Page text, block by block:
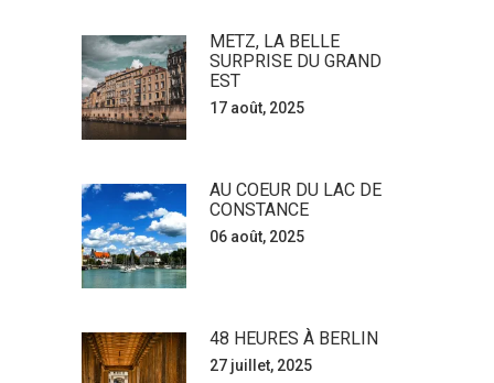
METZ, LA BELLE
SURPRISE DU GRAND
EST
17 août, 2025
AU COEUR DU LAC DE
CONSTANCE
06 août, 2025
48 HEURES À BERLIN
27 juillet, 2025